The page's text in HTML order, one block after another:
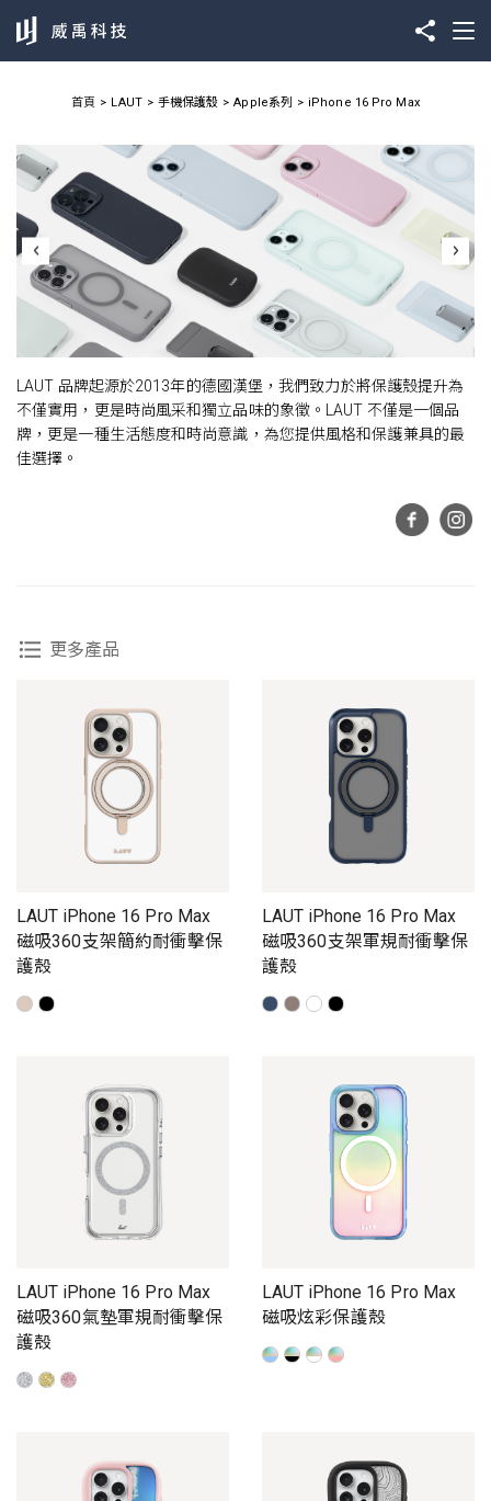
首頁 LAUT 手機保護殼 Apple系列 iPhone 16 Pro Max
LAUT 品牌起源於2013年的德國漢堡，我們致力於將保護殼提升為
不僅實用，更是時尚風采和獨立品味的象徵。LAUT 不僅是一個品
牌，更是一種生活態度和時尚意識，為您提供風格和保護兼具的最
佳選擇。
更多產品
LAUT iPhone 16 Pro Max
磁吸360支架簡約耐衝擊保
護殼
LAUT iPhone 16 Pro Max
磁吸360支架軍規耐衝擊保
護殼
LAUT iPhone 16 Pro Max
磁吸360氣墊軍規耐衝擊保
護殼
LAUT iPhone 16 Pro Max
磁吸炫彩保護殼